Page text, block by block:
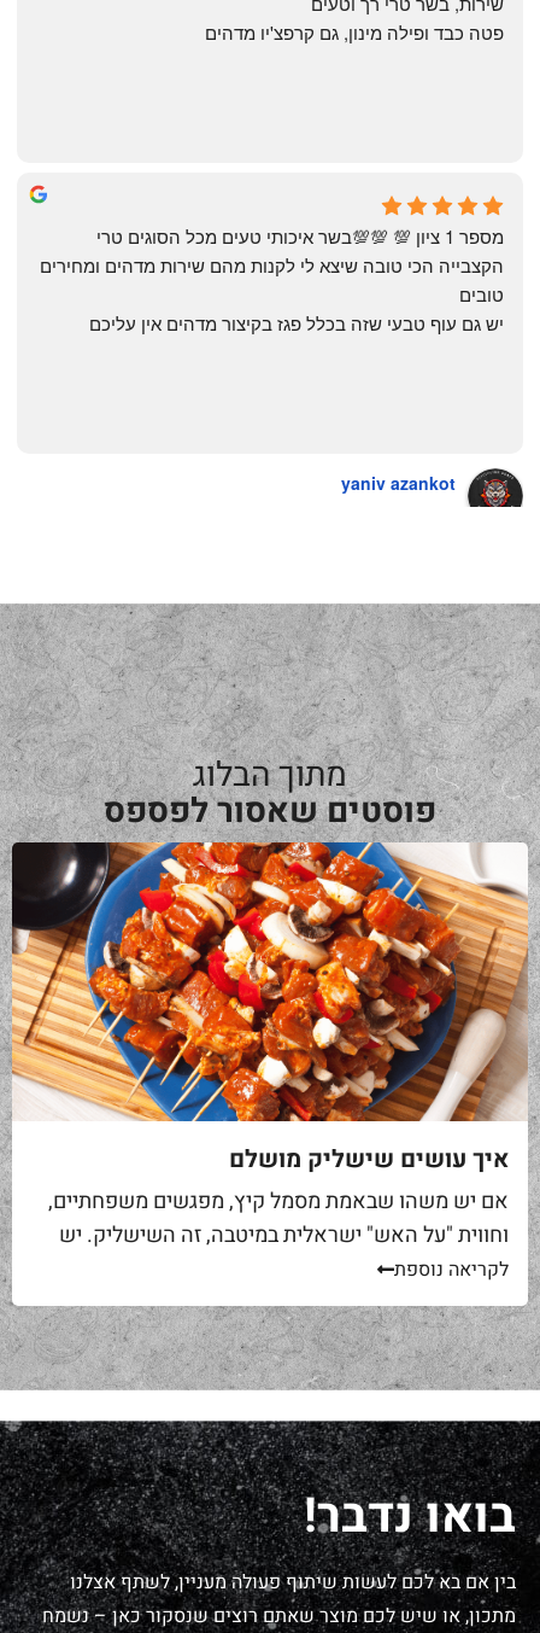
The Artechology
a year ago
פטה כבד ופילה מינון, גם קרפצ'יו מדהים
yaniv azankot
טובים
יש גם עוף טבעי שזה בכלל פגז בקיצור מדהים אין עליכם
מתוך הבלוג
פוסטים שאסור לפספס
איך עושים שישליק מושלם
אם יש משהו שבאמת מסמל קיץ, מפגשים משפחתיים,
וחווית "על האש" ישראלית במיטבה, זה השישליק. יש
משהו במנה הזו שמצליח לשלב בין פשטות קלאסית
וטעמים מורכבים, ולהביא עמו...
לקריאה נוספת
בואו נדבר!
בין אם בא לכם לעשות שיתוף פעולה מעניין, לשתף אצלנו
מתכון, או שיש לכם מוצר שאתם רוצים שנסקור כאן – נשמח